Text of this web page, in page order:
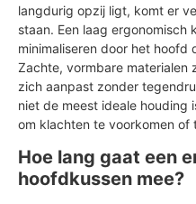
langdurig opzij ligt, komt er
staan. Een laag
minimaliseren door het hoofd
Zachte, vormbare materialen
zich aanpast zonder
niet de meest ideale houding
om klachten te voorkomen of
Hoe lang gaat een
hoofdkussen mee?